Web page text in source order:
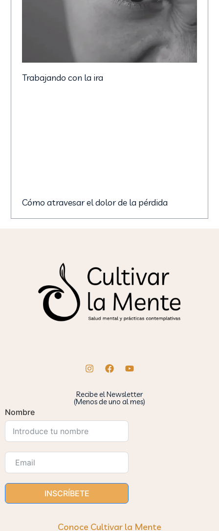
Trabajando con la ira
Cómo atravesar el dolor de la pérdida
Recibe el Newsletter
(Menos de uno al mes)
Nombre
INSCRÍBETE
Conoce Cultivar la Mente